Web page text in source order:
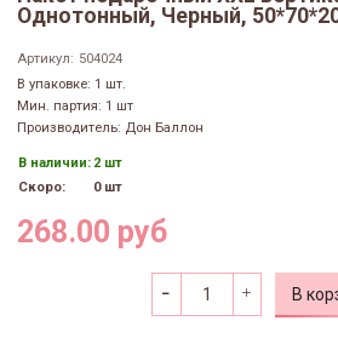
Однотонный, Черный,
Артикул: 504024
В упаковке: 1 шт.
Мин. партия: 1 шт
Производитель: Дон Баллон
В наличии: 2 шт
Скоро:
0 шт
268.00 руб
В